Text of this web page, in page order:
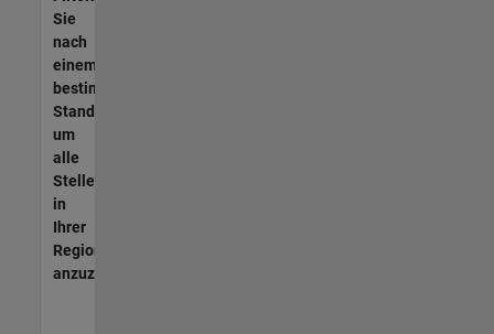
Sie
nach
einem
bestimmten
Standort,
um
alle
Stellenangebote
in
Ihrer
Region
anzuzeigen.